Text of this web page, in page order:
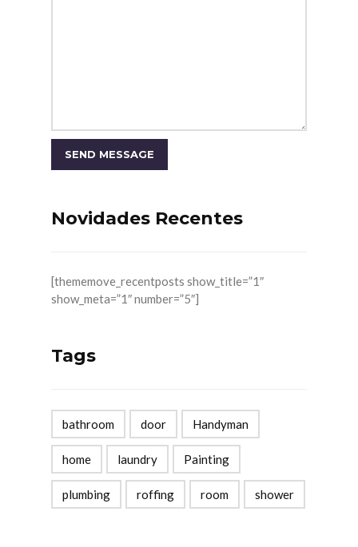
Novidades Recentes
[thememove_recentposts show_title=”1″
show_meta=”1″ number=”5″]
Tags
bathroom door Handyman
home laundry Painting
plumbing roffing room shower